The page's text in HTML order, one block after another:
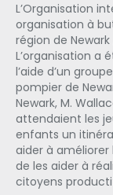
L’Organisation
organisation à
région de
L’organisation a
l’aide d’un
pompier de
Newark, M.
attendaient les
enfants un
aider à
de les aider à
citoyens